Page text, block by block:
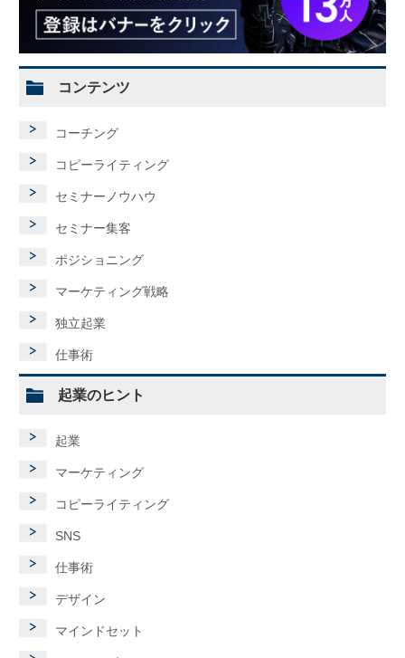
コンテンツ
コーチング
コピーライティング
セミナーノウハウ
セミナー集客
ポジショニング
マーケティング戦略
独立起業
仕事術
起業のヒント
起業
マーケティング
コピーライティング
SNS
仕事術
デザイン
マインドセット